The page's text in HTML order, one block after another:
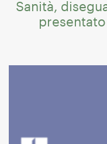
Sanità,